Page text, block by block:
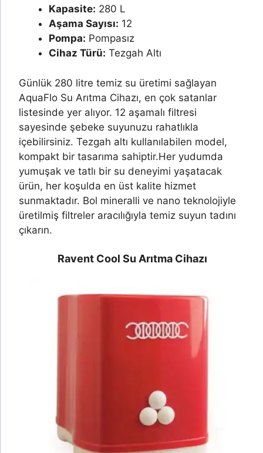
Kapasite: 280 L
Aşama Sayısı: 12
Pompa: Pompasız
Cihaz Türü: Tezgah Altı
Günlük 280 litre temiz su üretimi sağlayan
AquaFlo Su Arıtma Cihazı, en çok satanlar
listesinde yer alıyor. 12 aşamalı filtresi
sayesinde şebeke suyunuzu rahatlıkla
içebilirsiniz. Tezgah altı kullanılabilen model,
kompakt bir tasarıma sahiptir.Her yudumda
yumuşak ve tatlı bir su deneyimi yaşatacak
ürün, her koşulda en üst kalite hizmet
sunmaktadır. Bol mineralli ve nano teknolojiyle
üretilmiş filtreler aracılığıyla temiz suyun tadını
çıkarın.
Ravent Cool Su Arıtma Cihazı